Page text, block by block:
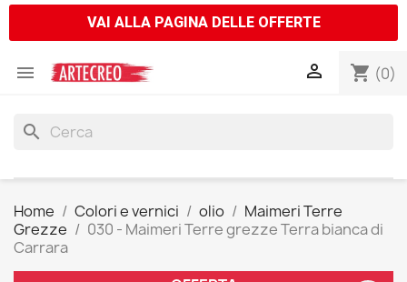
VAI ALLA PAGINA DELLE OFFERTE
 shopping_cart (0)

search
Home Colori e vernici olio
Maimeri Terre
Grezze
030 - Maimeri Terre grezze Terra bianca di
Carrara